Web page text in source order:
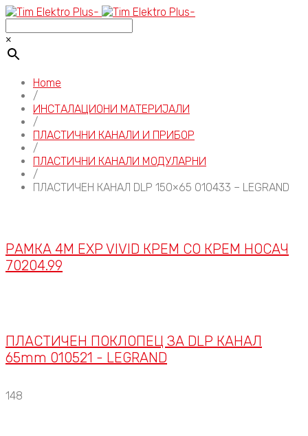
×
Home
/
ИНСТАЛАЦИОНИ МАТЕРИЈАЛИ
/
ПЛАСТИЧНИ КАНАЛИ И ПРИБОР
/
ПЛАСТИЧНИ КАНАЛИ МОДУЛАРНИ
/
ПЛАСТИЧЕН КАНАЛ DLP 150×65 010433 – LEGRAND
РАМКА 4M EXP VIVID КРЕМ СО КРЕМ НОСАЧ
70204.99
ПЛАСТИЧЕН ПОКЛОПЕЦ ЗА DLP КАНАЛ
65mm 010521 - LEGRAND
148